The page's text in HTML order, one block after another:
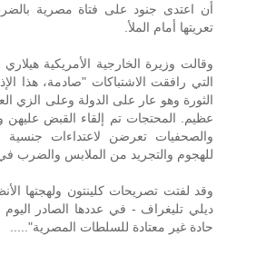
أن اعتدى جنود على فتاة مصرية
تعريتها أمام الملأ.
وقالت وزيرة الخارجية الأمريكية
التي رافقت الاشتباكات "صادمة، هذا
الثورة وهو عار على الدولة وعلى
عظيم. المحتجات تم إلقاء القبض
والصحفيات تعرضن لاعتداءات جنسية
للهجوم والتجريد من الملابس والضرب
وقد لفتت تصريحات كلينتون ولهجتها
ديلي تليغراف - في عددها الصادر
حادة غير معتادة للسلطات المصرية".....